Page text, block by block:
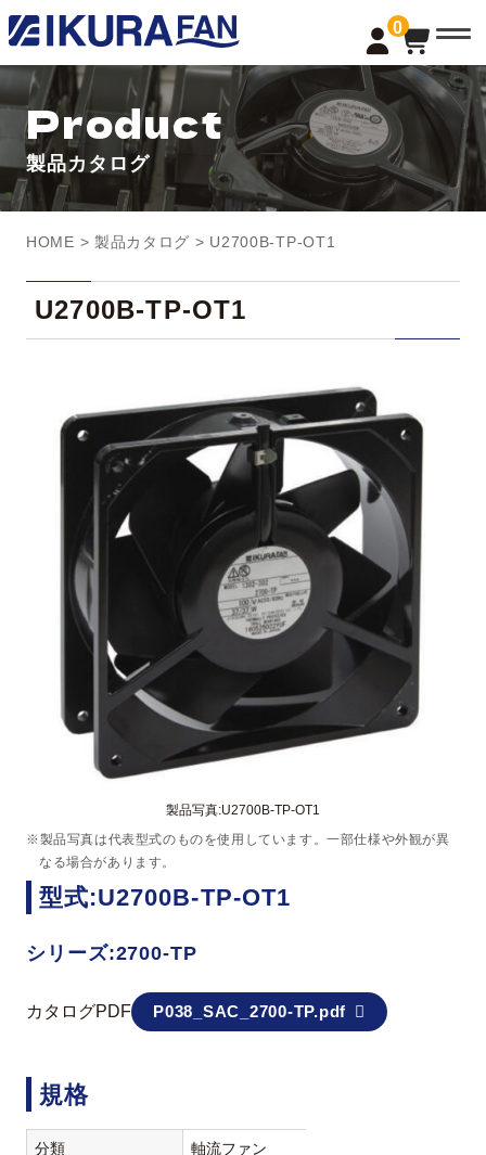
0
t
o
g
l
e
a
v
i
g
a
n
Product
製品カタログ
HOME > 製品カタログ > U2700B-TP-OT1
U2700B-TP-OT1
製品写真:U2700B-TP-OT1
※製品写真は代表型式のものを使用しています。一部仕様や外観が異
なる場合があります。
型式:U2700B-TP-OT1
シリーズ:2700-TP
カタログPDF P038_SAC_2700-TP.pdf
規格
分類 軸流ファン